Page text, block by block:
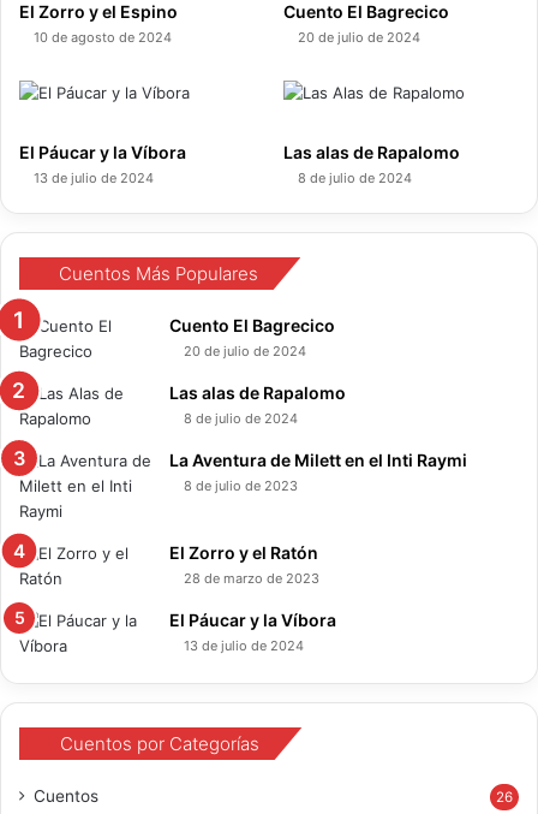
d
I
b
El Zorro y el Espino
10 de agosto de 2024
Cuento El Bagrecico
20 de julio de 2024
El Páucar y la Víbora
13 de julio de 2024
Las alas de Rapalomo
8 de julio de 2024
Cuentos Más Populares
Cuento El Bagrecico
20 de julio de 2024
Las alas de Rapalomo
8 de julio de 2024
La Aventura de Milett en el Inti Raymi
8 de julio de 2023
El Zorro y el Ratón
28 de marzo de 2023
El Páucar y la Víbora
13 de julio de 2024
Cuentos por Categorías
Cuentos 26